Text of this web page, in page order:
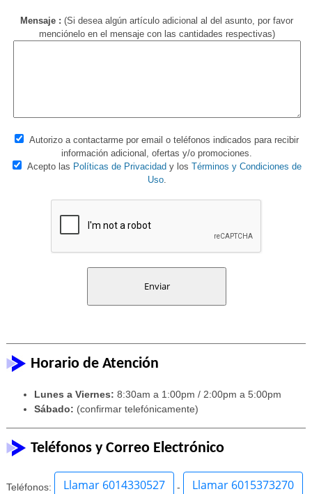
Mensaje : (Si desea algún artículo adicional al del asunto, por favor
menciónelo en el mensaje con las cantidades respectivas)
Autorizo a contactarme por email o teléfonos indicados para recibir
información adicional, ofertas y/o promociones.
Acepto las Políticas de Privacidad y los Términos y Condiciones de
Uso.
Horario de Atención
Lunes a Viernes: 8:30am a 1:00pm / 2:00pm a 5:00pm
Sábado: (confirmar telefónicamente)
Teléfonos y Correo Electrónico
Teléfonos: Llamar 6014330527 - Llamar 6015373270